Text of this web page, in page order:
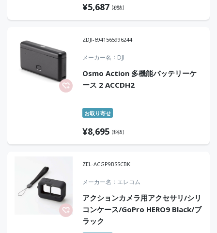
¥5,687 (税抜)
ZDJI-6941565996244
メーカー名 DJI
Osmo Action 多機能バッテリーケ
ース 2 ACCDH2
お取り寄せ
¥8,695 (税抜)
ZEL-ACGP9BSSCBK
メーカー名 エレコム
アクションカメラ用アクセサリ/シリ
コンケース/GoPro HERO9 Black/ブ
ラック